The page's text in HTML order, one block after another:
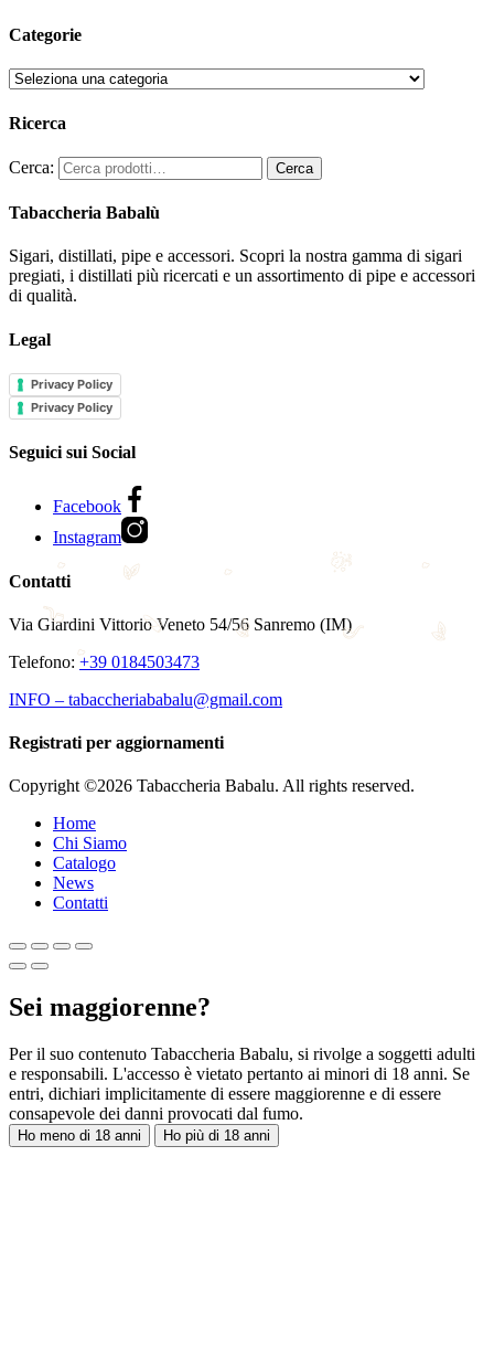
Categorie
Ricerca
Cerca: Cerca
Tabaccheria Babalù
Sigari, distillati, pipe e accessori. Scopri la nostra gamma di sigari
pregiati, i distillati più ricercati e un assortimento di pipe e accessori
di qualità.
Legal
Privacy Policy
Privacy Policy
Seguici sui Social
Facebook
Instagram
Contatti
Via Giardini Vittorio Veneto 54/56 Sanremo (IM)
Telefono: +39 0184503473
INFO – tabaccheriababalu@gmail.com
Registrati per aggiornamenti
Copyright ©2026 Tabaccheria Babalu. All rights reserved.
Home
Chi Siamo
Catalogo
News
Contatti
Sei maggiorenne?
Per il suo contenuto Tabaccheria Babalu, si rivolge a soggetti adulti
e responsabili. L'accesso è vietato pertanto ai minori di 18 anni. Se
entri, dichiari implicitamente di essere maggiorenne e di essere
consapevole dei danni provocati dal fumo.
Ho meno di 18 anni Ho più di 18 anni